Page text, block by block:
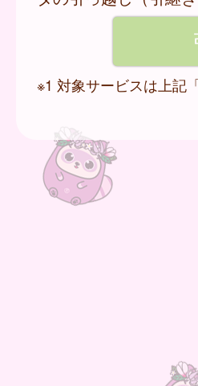
※1 対象サービスは上記